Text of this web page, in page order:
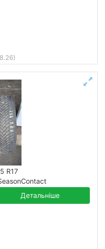
R17
Детальніше